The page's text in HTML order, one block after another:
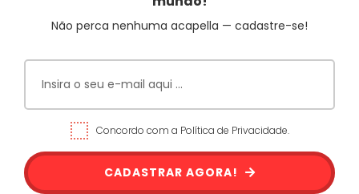
Não perca nenhuma acapella — cadastre-se!
Concordo com a Política de Privacidade.
CADASTRAR AGORA!